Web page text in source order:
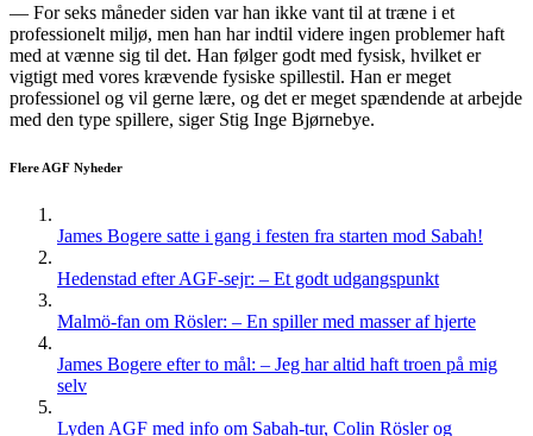
— For seks måneder siden var han ikke vant til at træne i et
professionelt miljø, men han har indtil videre ingen problemer haft
med at vænne sig til det. Han følger godt med fysisk, hvilket er
vigtigt med vores krævende fysiske spillestil. Han er meget
professionel og vil gerne lære, og det er meget spændende at arbejde
med den type spillere, siger Stig Inge Bjørnebye.
Flere AGF Nyheder
James Bogere satte i gang i festen fra starten mod Sabah!
Hedenstad efter AGF-sejr: – Et godt udgangspunkt
Malmö-fan om Rösler: – En spiller med masser af hjerte
James Bogere efter to mål: – Jeg har altid haft troen på mig
selv
Lyden AGF med info om Sabah-tur, Colin Rösler og